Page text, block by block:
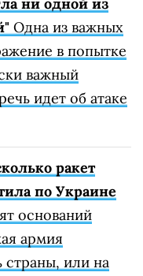
ни одной из
Одна из важных
в попытке
важный
идет об атаке
ракет
по Украине
оснований
армия
страны, или на